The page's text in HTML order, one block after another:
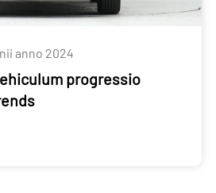
anno 2024
progressio